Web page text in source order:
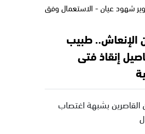
من الإنعاش.. طبيب
إنقاذ فتى
بشبهة اغتصاب